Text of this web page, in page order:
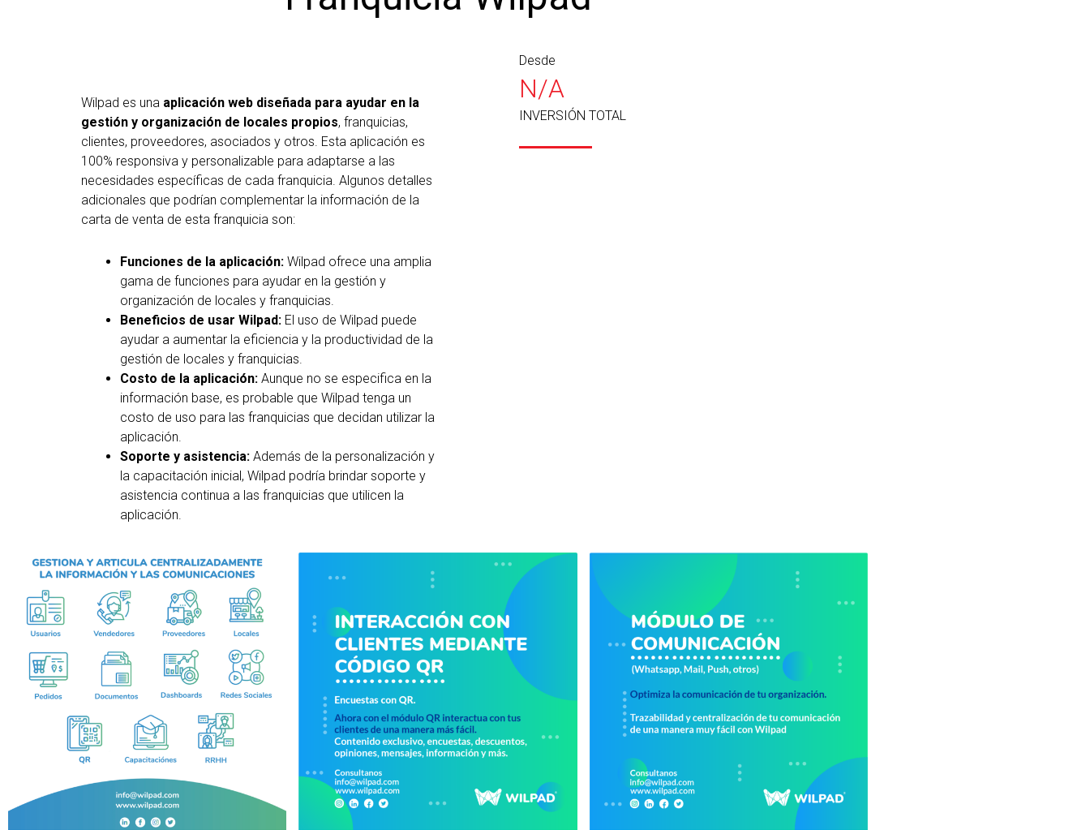
Wilpad es una aplicación web diseñada para ayudar en la
gestión y organización de locales propios, franquicias,
clientes, proveedores, asociados y otros. Esta aplicación es
100% responsiva y personalizable para adaptarse a las
necesidades específicas de cada franquicia. Algunos detalles
adicionales que podrían complementar la información de la
carta de venta de esta franquicia son:
Funciones de la aplicación: Wilpad ofrece una amplia
gama de funciones para ayudar en la gestión y
organización de locales y franquicias.
Beneficios de usar Wilpad: El uso de Wilpad puede
ayudar a aumentar la eficiencia y la productividad de la
gestión de locales y franquicias.
Costo de la aplicación: Aunque no se especifica en la
información base, es probable que Wilpad tenga un
costo de uso para las franquicias que decidan utilizar la
aplicación.
Soporte y asistencia: Además de la personalización y
la capacitación inicial, Wilpad podría brindar soporte y
asistencia continua a las franquicias que utilicen la
aplicación.
Desde
N/A
INVERSIÓN TOTAL